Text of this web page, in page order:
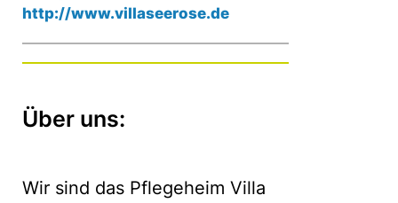
http://www.villaseerose.de
Über uns:
Wir sind das Pflegeheim Villa